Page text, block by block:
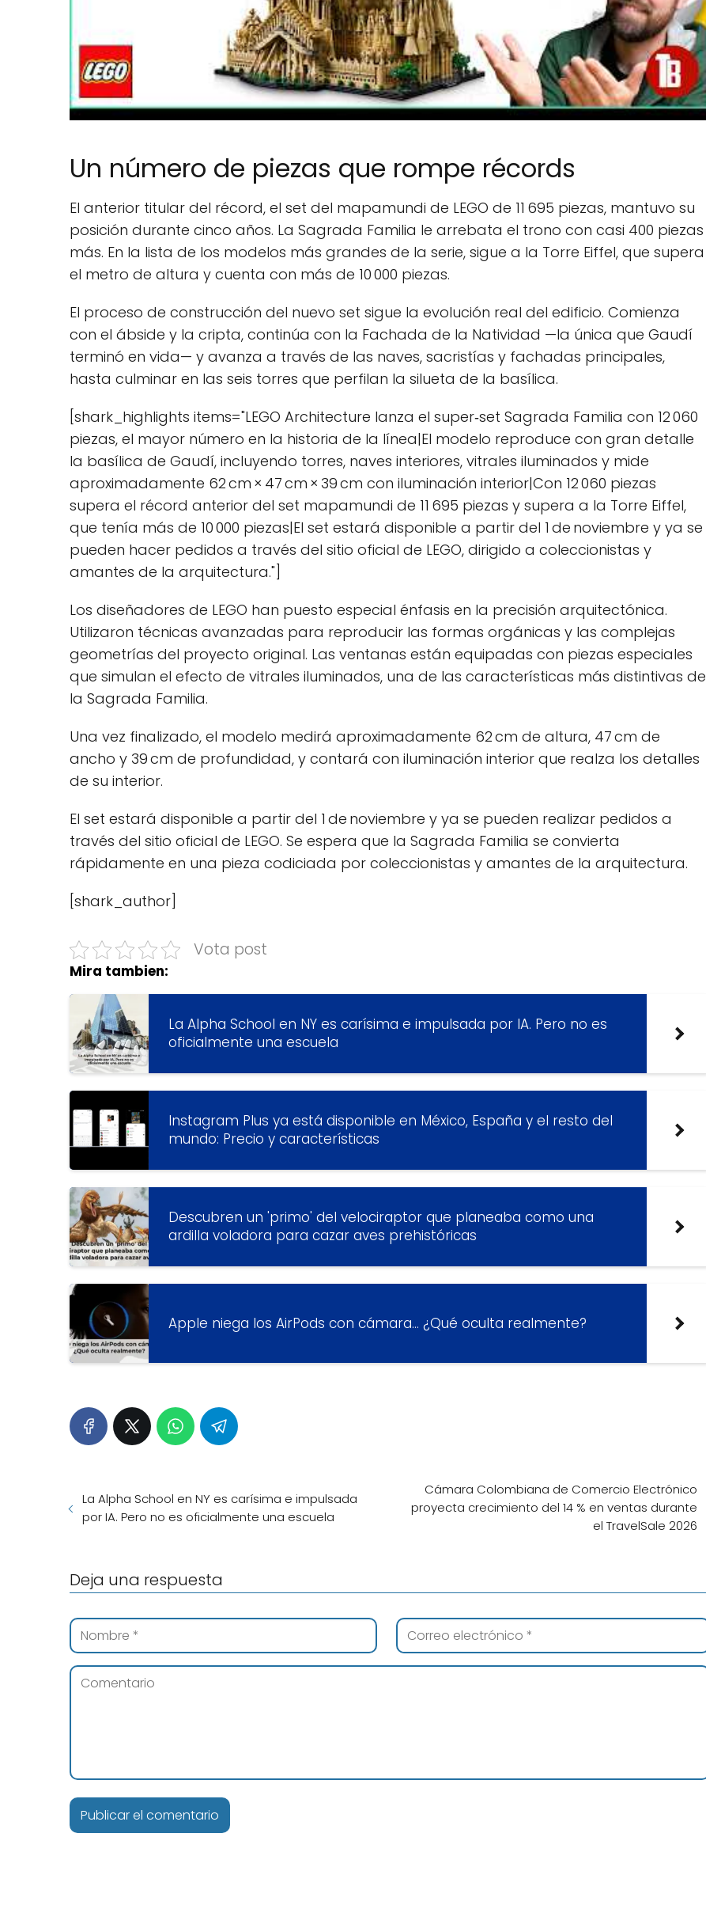
Un número de piezas que rompe récords
El anterior titular del récord, el set del mapamundi de LEGO de 11 695 piezas, mantuvo su
posición durante cinco años. La Sagrada Familia le arrebata el trono con casi 400 piezas
más. En la lista de los modelos más grandes de la serie, sigue a la Torre Eiffel, que supera
el metro de altura y cuenta con más de 10 000 piezas.
El proceso de construcción del nuevo set sigue la evolución real del edificio. Comienza
con el ábside y la cripta, continúa con la Fachada de la Natividad —la única que Gaudí
terminó en vida— y avanza a través de las naves, sacristías y fachadas principales,
hasta culminar en las seis torres que perfilan la silueta de la basílica.
[shark_highlights items="LEGO Architecture lanza el super‑set Sagrada Familia con 12 060
piezas, el mayor número en la historia de la línea|El modelo reproduce con gran detalle
la basílica de Gaudí, incluyendo torres, naves interiores, vitrales iluminados y mide
aproximadamente 62 cm × 47 cm × 39 cm con iluminación interior|Con 12 060 piezas
supera el récord anterior del set mapamundi de 11 695 piezas y supera a la Torre Eiffel,
que tenía más de 10 000 piezas|El set estará disponible a partir del 1 de noviembre y ya se
pueden hacer pedidos a través del sitio oficial de LEGO, dirigido a coleccionistas y
amantes de la arquitectura."]
Los diseñadores de LEGO han puesto especial énfasis en la precisión arquitectónica.
Utilizaron técnicas avanzadas para reproducir las formas orgánicas y las complejas
geometrías del proyecto original. Las ventanas están equipadas con piezas especiales
que simulan el efecto de vitrales iluminados, una de las características más distintivas de
la Sagrada Familia.
Una vez finalizado, el modelo medirá aproximadamente 62 cm de altura, 47 cm de
ancho y 39 cm de profundidad, y contará con iluminación interior que realza los detalles
de su interior.
El set estará disponible a partir del 1 de noviembre y ya se pueden realizar pedidos a
través del sitio oficial de LEGO. Se espera que la Sagrada Familia se convierta
rápidamente en una pieza codiciada por coleccionistas y amantes de la arquitectura.
[shark_author]
Vota post
Mira tambien:
La Alpha School en NY es carísima e impulsada por IA. Pero no es
oficialmente una escuela
Instagram Plus ya está disponible en México, España y el resto del
mundo: Precio y características
Descubren un 'primo' del velociraptor que planeaba como una
ardilla voladora para cazar aves prehistóricas
Apple niega los AirPods con cámara… ¿Qué oculta realmente?
La Alpha School en NY es carísima e impulsada
por IA. Pero no es oficialmente una escuela
Cámara Colombiana de Comercio Electrónico
proyecta crecimiento del 14 % en ventas durante
el TravelSale 2026
Deja una respuesta